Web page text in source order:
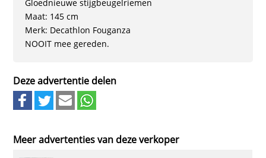
Gloednieuwe stijgbeugelriemen
Maat: 145 cm
Merk: Decathlon Fouganza
NOOIT mee gereden.
Deze advertentie delen
Meer advertenties van deze verkoper